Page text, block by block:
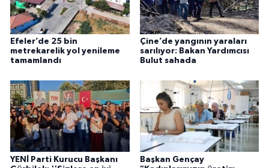
Efeler’de 25 bin
metrekarelik yol yenileme
tamamlandı
Çine’de yangının yaraları
sarılıyor: Bakan Yardımcısı
Bulut sahada
YENİ Parti Kurucu Başkanı
Başkan Gençay